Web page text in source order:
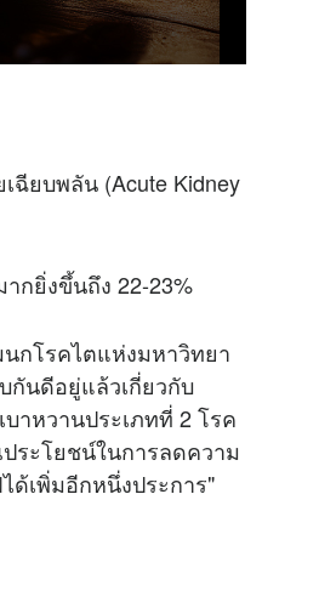
ฉียบพลัน (Acute Kidney
กยิ่งขึ้นถึง 22-23%
นกโรคไตแห่งมหาวิทยา
กันดีอยู่แล้วเกี่ยวกับ
าหวานประเภทที่ 2 โรค
ระโยชน์ในการลดความ
ด้เพิ่มอีกหนึ่งประการ"